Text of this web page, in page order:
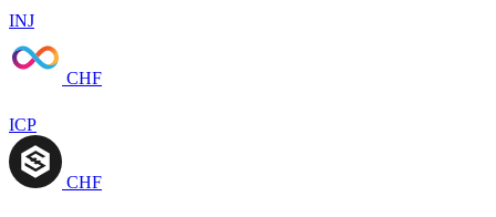
INJ
CHF
ICP
CHF